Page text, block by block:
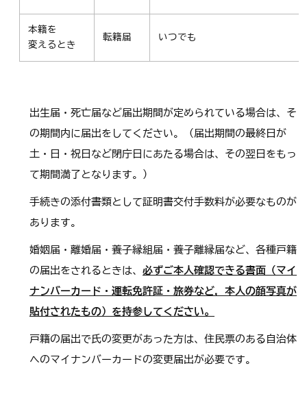
本籍を
変えるとき
転籍届 いつでも
出生届・死亡届など届出期間が定められている場合は、そ
の期間内に届出をしてください。（届出期間の最終日が
土・日・祝日など閉庁日にあたる場合は、その翌日をもっ
て期間満了となります。）
手続きの添付書類として証明書交付手数料が必要なものが
あります。
婚姻届・離婚届・養子縁組届・養子離縁届など、各種戸籍
の届出をされるときは、 必ずご本人確認できる書面（マイ
ナンバーカード・運転免許証・旅券など，本人の顔写真が
貼付されたもの）を持参してください。
戸籍の届出で氏の変更があった方は、住民票のある自治体
へのマイナンバーカードの変更届出が必要です。